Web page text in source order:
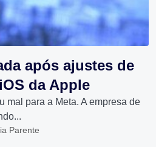
após ajustes de
da Apple
mal para a Meta. A empresa de
Parente